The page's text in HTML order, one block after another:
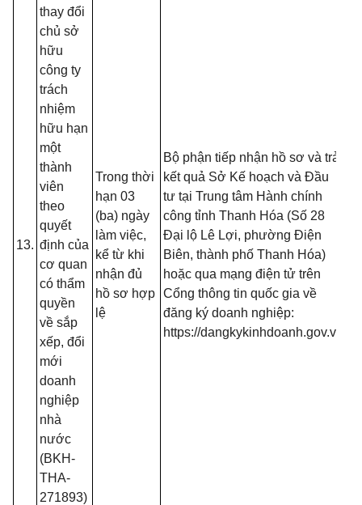
13.
thay đổi
chủ sở
hữu
công ty
trách
nhiệm
hữu hạn
một
thành
viên
theo
quyết
định của
cơ quan
có thẩm
quyền
về sắp
xếp, đổi
mới
doanh
nghiệp
nhà
nước
(BKH-
THA-
271893)
Trong thời
hạn 03
(ba) ngày
làm việc,
kể từ khi
nhận đủ
hồ sơ hợp
lệ
Bộ phận tiếp nhận hồ sơ và trả
kết quả Sở Kế hoạch và Đầu
tư tại Trung tâm Hành chính
công tỉnh Thanh Hóa (Số 28
Đại lộ Lê Lợi, phường Điện
Biên, thành phố Thanh Hóa)
hoặc qua mạng điện tử trên
Cổng thông tin quốc gia về
đăng ký doanh nghiệp:
https://dangkykinhdoanh.gov.vn